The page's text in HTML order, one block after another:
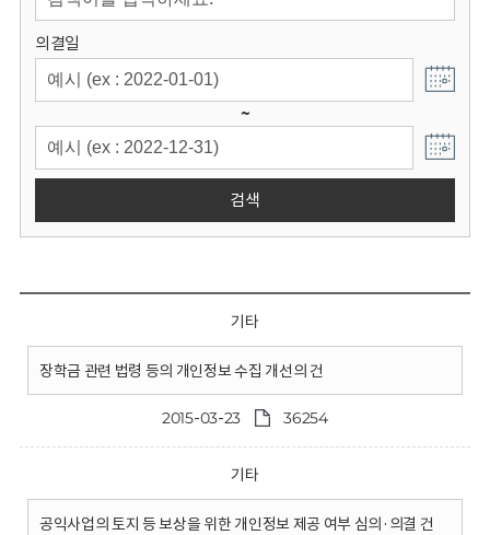
의결일
~
검색
기타
장학금 관련 법령 등의 개인정보 수집 개선의 건
2015-03-23 36254
기타
공익사업의 토지 등 보상을 위한 개인정보 제공 여부 심의·의결 건